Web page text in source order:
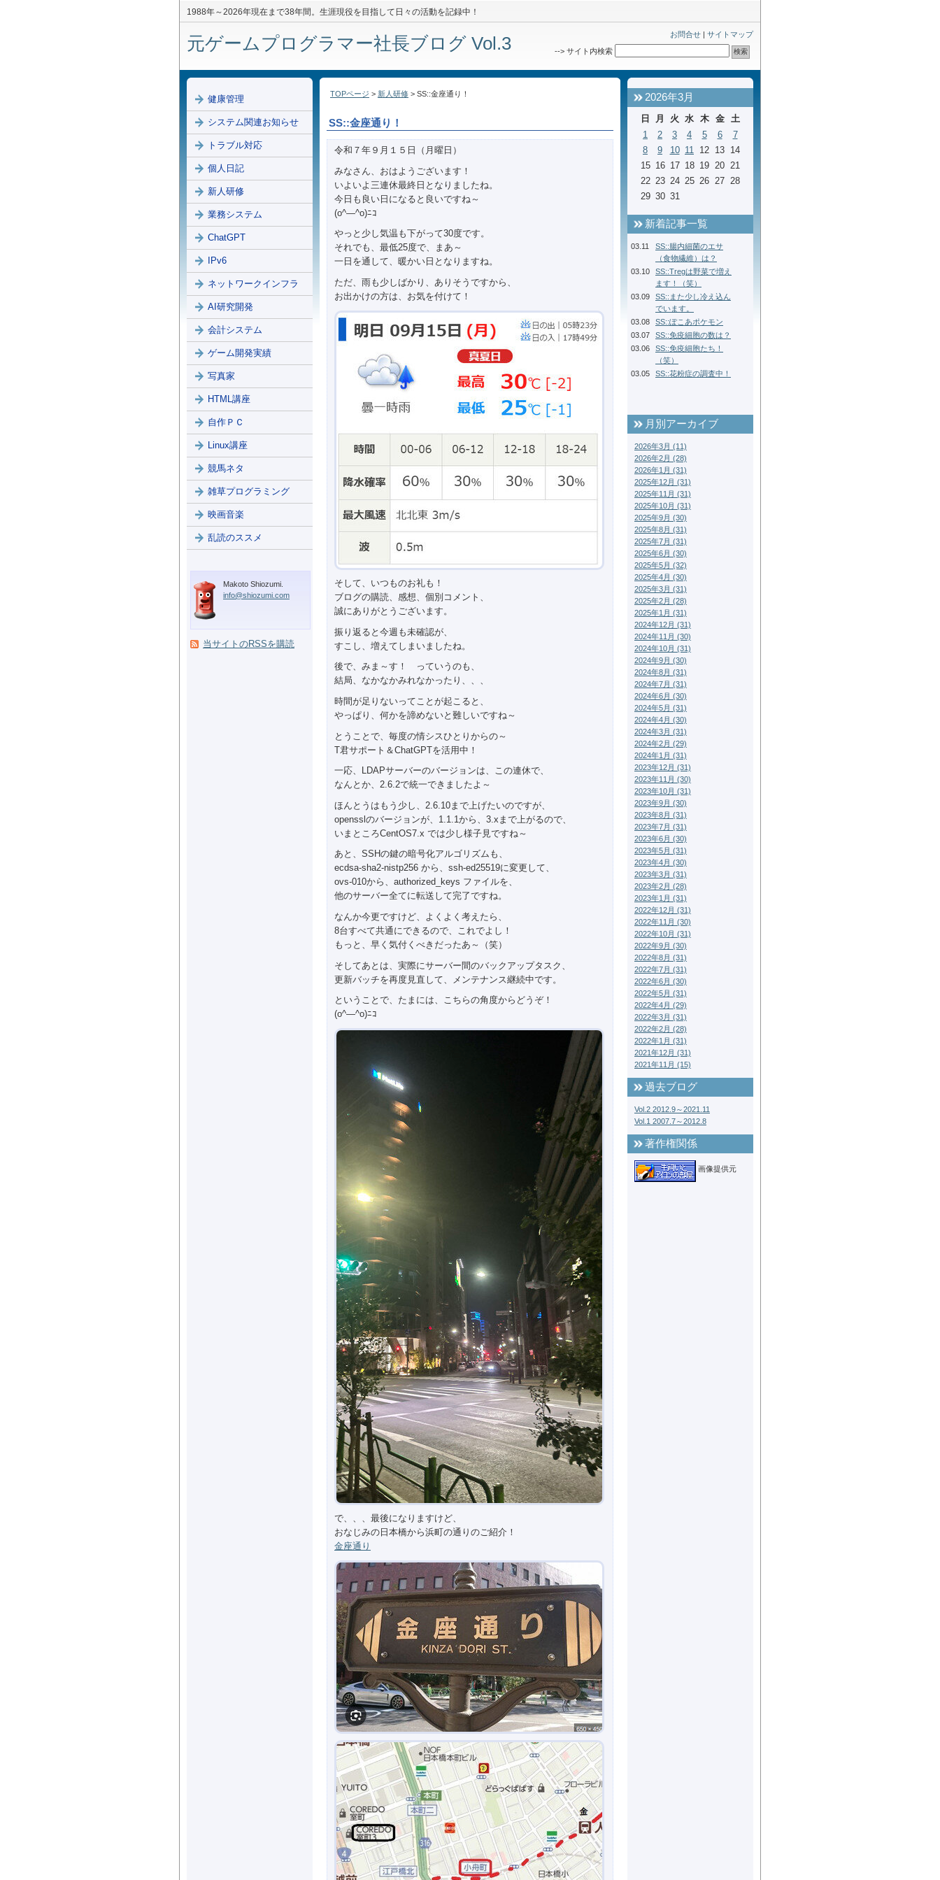
1988年～2026年現在まで38年間。生涯現役を目指して日々の活動を記録中！
元ゲームプログラマー社長ブログ Vol.3 お問合せ | サイトマップ
--> サイト内検索
TOPページ > 新人研修 > SS::金座通り！
SS::金座通り！
令和７年９月１５日（月曜日）
みなさん、おはようございます！
いよいよ三連休最終日となりましたね。
今日も良い日になると良いですね～
(o^―^o)ﾆｺ
やっと少し気温も下がって30度です。
それでも、最低25度で、まあ～
一日を通して、暖かい日となりますね。
ただ、雨も少しばかり、ありそうですから、
お出かけの方は、お気を付けて！
そして、いつものお礼も！
ブログの購読、感想、個別コメント、
誠にありがとうございます。
振り返ると今週も未確認が、
すこし、増えてしまいましたね。
後で、みま～す！ っていうのも、
結局、なかなかみれなかったり、、、
時間が足りないってことが起こると、
やっぱり、何かを諦めないと難しいですね～
とうことで、毎度の情シスひとりからの～
T君サポート＆ChatGPTを活用中！
一応、LDAPサーバーのバージョンは、この連休で、
なんとか、2.6.2で統一できましたよ～
ほんとうはもう少し、2.6.10まで上げたいのですが、
opensslのバージョンが、1.1.1から、3.xまで上がるので、
いまところCentOS7.x では少し様子見ですね～
あと、SSHの鍵の暗号化アルゴリズムも、
ecdsa-sha2-nistp256 から、ssh-ed25519に変更して、
ovs-010から、authorized_keys ファイルを、
他のサーバー全てに転送して完了ですね。
なんか今更ですけど、よくよく考えたら、
8台すべて共通にできるので、これでよし！
もっと、早く気付くべきだったあ～（笑）
そしてあとは、実際にサーバー間のバックアップタスク、
更新バッチを再度見直して、メンテナンス継続中です。
ということで、たまには、こちらの角度からどうぞ！
(o^―^o)ﾆｺ
で、、、最後になりますけど、
おなじみの日本橋から浜町の通りのご紹介！
金座通り
健康管理
システム関連お知らせ
トラブル対応
個人日記
新人研修
業務システム
ChatGPT
IPv6
ネットワークインフラ
AI研究開発
会計システム
ゲーム開発実績
写真家
HTML講座
自作ＰＣ
Linux講座
競馬ネタ
雑草プログラミング
映画音楽
乱読のススメ
Makoto Shiozumi.
info@shiozumi.com
当サイトのRSSを購読
2026年3月
日 月 火 水 木 金
土
1
2 3 4 5 6
7
8
9 10 11 12 13 14
15 16 17 18 19 20 21
22 23 24 25 26 27 28
29 30 31
新着記事一覧
03.11
SS::腸内細菌のエサ
（食物繊維）は？
03.10
SS::Tregは野菜で増え
ます！（笑）
03.09
SS::また少し冷え込ん
でいます。
03.08
SS::ぽこあポケモン
03.07
SS::免疫細胞の数は？
03.06
SS::免疫細胞たち！
（笑）
03.05
SS::花粉症の調査中！
月別アーカイブ
2026年3月 (11)
2026年2月 (28)
2026年1月 (31)
2025年12月 (31)
2025年11月 (31)
2025年10月 (31)
2025年9月 (30)
2025年8月 (31)
2025年7月 (31)
2025年6月 (30)
2025年5月 (32)
2025年4月 (30)
2025年3月 (31)
2025年2月 (28)
2025年1月 (31)
2024年12月 (31)
2024年11月 (30)
2024年10月 (31)
2024年9月 (30)
2024年8月 (31)
2024年7月 (31)
2024年6月 (30)
2024年5月 (31)
2024年4月 (30)
2024年3月 (31)
2024年2月 (29)
2024年1月 (31)
2023年12月 (31)
2023年11月 (30)
2023年10月 (31)
2023年9月 (30)
2023年8月 (31)
2023年7月 (31)
2023年6月 (30)
2023年5月 (31)
2023年4月 (30)
2023年3月 (31)
2023年2月 (28)
2023年1月 (31)
2022年12月 (31)
2022年11月 (30)
2022年10月 (31)
2022年9月 (30)
2022年8月 (31)
2022年7月 (31)
2022年6月 (30)
2022年5月 (31)
2022年4月 (29)
2022年3月 (31)
2022年2月 (28)
2022年1月 (31)
2021年12月 (31)
2021年11月 (15)
過去ブログ
Vol.2 2012.9～2021.11
Vol.1 2007.7～2012.8
著作権関係
画像提供元